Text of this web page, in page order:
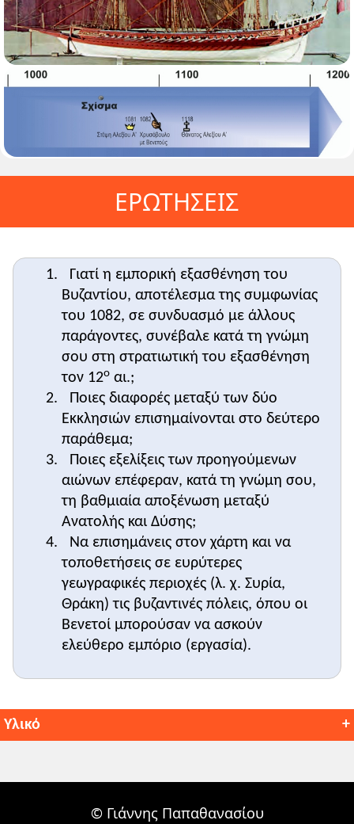
ΕΡΩΤΗΣΕΙΣ
Γιατί η εμπορική εξασθένηση του
Βυζαντίου, αποτέλεσμα της συμφωνίας
του 1082, σε συνδυασμό με άλλους
παράγοντες, συνέβαλε κατά τη γνώμη
σου στη στρατιωτική του εξασθένηση
τον 12ο αι.;
Ποιες διαφορές μεταξύ των δύο
Εκκλησιών επισημαίνονται στο δεύτερο
παράθεμα;
Ποιες εξελίξεις των προηγούμενων
αιώνων επέφεραν, κατά τη γνώμη σου,
τη βαθμιαία αποξένωση μεταξύ
Ανατολής και Δύσης;
Να επισημάνεις στον χάρτη και να
τοποθετήσεις σε ευρύτερες
γεωγραφικές περιοχές (λ. χ. Συρία,
Θράκη) τις βυζαντινές πόλεις, όπου οι
Βενετοί μπορούσαν να ασκούν
ελεύθερο εμπόριο (εργασία).
Υλικό
Βυζαντίου:
1081-1204
, 1204-1453
© Γιάννης Παπαθανασίου